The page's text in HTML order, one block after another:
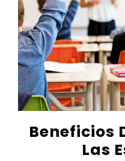
Beneficios
Las